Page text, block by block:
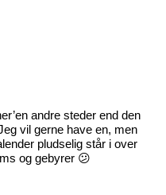
andre steder end den
vil gerne have en, men
pludselig står i over
og gebyrer 😕